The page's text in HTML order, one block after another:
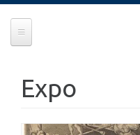
Expo